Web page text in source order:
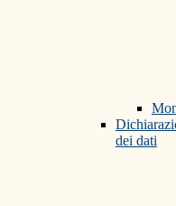
dei dati